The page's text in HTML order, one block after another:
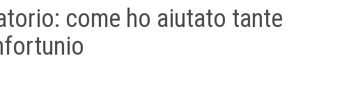
come ho aiutato tante